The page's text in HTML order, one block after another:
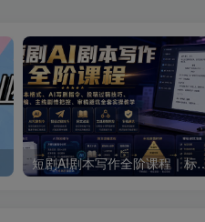
短剧AI剧本写作全阶课程｜标准剧本格式、AI写剧指令